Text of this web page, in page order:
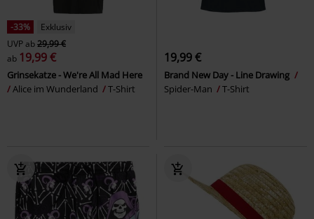
-33%
Exklusiv
UVPab29,99 €
ab 19,99 €
Grinsekatze - We're All Mad Here
Alice im Wunderland
T-Shirt
19,99 €
Brand New Day - Line Drawing
Spider-Man
T-Shirt